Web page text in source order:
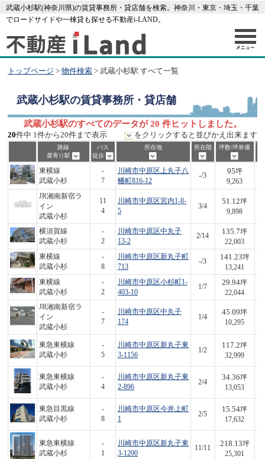
武蔵小杉駅(神奈川県)の賃貸事務所・貸店舗を検索。神奈川・東京・埼玉・千葉
でロードサイドや一棟貸も探せる不動産i-LAND。
トップページ > 物件検索> 武蔵小杉駅 すべて一覧
武蔵小杉駅の賃貸事務所・貸店舗
武蔵小杉駅のすべてのデータが 20 件ヒットしました。
20件中 1件から20件まで表示 をクリックすると並びかえ出来ます
路線
最寄り駅
バス
徒歩
所在地 所在階 坪数/坪単価
東横線
武蔵小杉
-
7
川崎市中原区上丸子八
幡町816-12
-/3
95坪
9,263
JR湘南新宿ラ
イン
武蔵小杉
11
4
川崎市中原区宮内1-8-
5
3/4
51.12坪
9,898
横須賀線
武蔵小杉
-
2
川崎市中原区中丸子
13-2
2/14
135.7坪
22,003
東横線
武蔵小杉
-
8
川崎市中原区新丸子町
713
-/3
141.23坪
13,241
東横線
武蔵小杉
-
2
川崎市中原区小杉町1-
403-10
1/7
29.94坪
22,044
JR湘南新宿ラ
イン
武蔵小杉
-
7
川崎市中原区中丸子
174
1/4
45.09坪
10,295
東急東横線
武蔵小杉
-
5
川崎市中原区新丸子東
3-1156
1/2
117.2坪
32,999
東急東横線
武蔵小杉
-
4
川崎市中原区新丸子東
2-896
2/4
34.36坪
13,053
東急目黒線
武蔵小杉
-
8
川崎市中原区今井上町
1
2/5
15.54坪
17,632
東急東横線
武蔵小杉
-
1
川崎市中原区新丸子東
3-1200
11/11
218.13坪
25,301